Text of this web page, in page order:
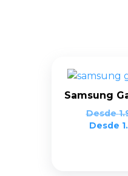
Samsung
Desde
Desde